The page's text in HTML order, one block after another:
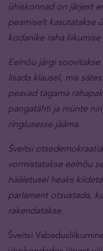
ühiskonnad on järjest
peamiselt kasutatakse
kodanike raha
Eelnõu järgi soovitakse
lisada klausel, mis
peavad tagama
pangatähti ja münte
ringlusesse jääma.
Šveitsi
vormistatakse eelnõu
hääletusel heaks
parlament otsustada,
rakendatakse.
Šveitsi